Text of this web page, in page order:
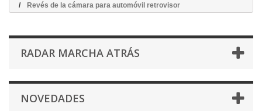
Revés de la cámara para automóvil retrovisor
RADAR MARCHA ATRÁS
NOVEDADES